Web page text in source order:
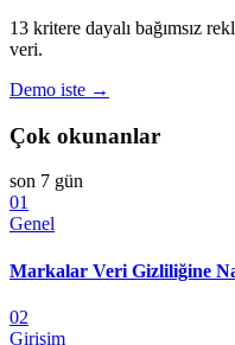
13 kritere dayalı bağımsız
veri.
Demo iste →
Çok okunanlar
son 7 gün
01
Genel
Markalar Veri Gizliliğine
02
Girişim